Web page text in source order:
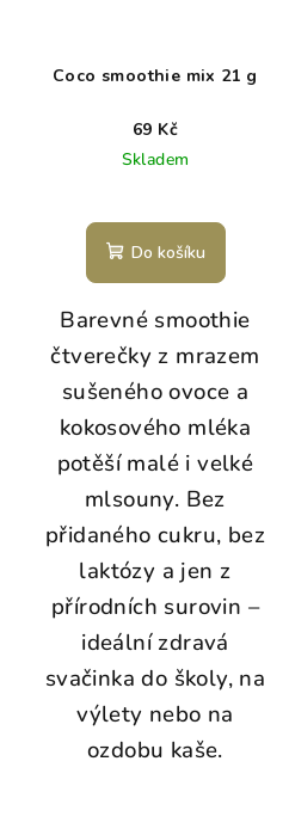
Coco smoothie mix 21 g
69 Kč
Skladem
Do košíku
Barevné smoothie
čtverečky z mrazem
sušeného ovoce a
kokosového mléka
potěší malé i velké
mlsouny. Bez
přidaného cukru, bez
laktózy a jen z
přírodních surovin –
ideální zdravá
svačinka do školy, na
výlety nebo na
ozdobu kaše.